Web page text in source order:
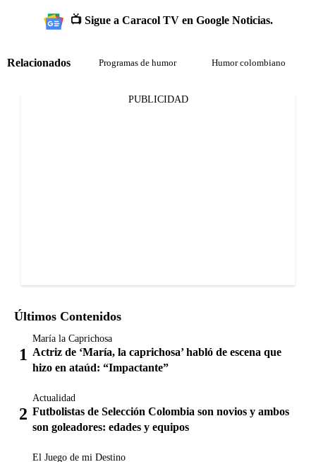
📺 Sigue a Caracol TV en Google Noticias.
Relacionados Programas de humor Humor colombiano
PUBLICIDAD
Últimos Contenidos
María la Caprichosa
Actriz de ‘María, la caprichosa’ habló de escena que
hizo en ataúd: “Impactante”
Actualidad
Futbolistas de Selección Colombia son novios y ambos
son goleadores: edades y equipos
El Juego de mi Destino